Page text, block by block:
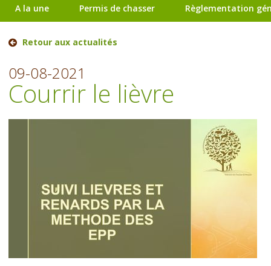
A la une Permis de chasser Règlementation
Retour aux actualités
09-08-2021
Courrir le lièvre